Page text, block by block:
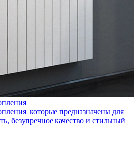
которые предназначены для
безупречное качество и стильный